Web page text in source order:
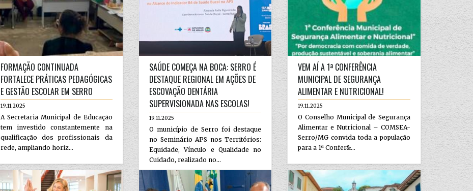
FORMAÇÃO CONTINUADA
FORTALECE PRÁTICAS PEDAGÓGICAS
E GESTÃO ESCOLAR EM SERRO
19.11.2025
A Secretaria Municipal de Educação
tem investido constantemente na
qualificação dos profissionais da
rede, ampliando horiz...
SAÚDE COMEÇA NA BOCA: SERRO É
DESTAQUE REGIONAL EM AÇÕES DE
ESCOVAÇÃO DENTÁRIA
SUPERVISIONADA NAS ESCOLAS!
19.11.2025
O município de Serro foi destaque
no Seminário APS nos Territórios:
Equidade, Vínculo e Qualidade no
Cuidado, realizado no...
VEM AÍ A 1ª CONFERÊNCIA
MUNICIPAL DE SEGURANÇA
ALIMENTAR E NUTRICIONAL!
19.11.2025
O Conselho Municipal de Segurança
Alimentar e Nutricional – COMSEA-
Serro/MG convida toda a população
para a 1ª Confer&...